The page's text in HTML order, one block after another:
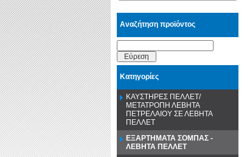
Αναζήτηση προϊόντος
Εύρεση
Κατηγορίες
ΚΑΥΣΤΗΡΕΣ ΠΕΛΛΕΤ/
ΜΕΤΑΤΡΟΠΗ ΛΕΒΗΤΑ
ΠΕΤΡΕΛΑΙΟΥ ΣΕ ΛΕΒΗΤΑ
ΠΕΛΛΕΤ
ΕΞΑΡΤΗΜΑΤΑ ΣΟΜΠΑΣ -
ΛΕΒΗΤΑ ΠΕΛΛΕΤ